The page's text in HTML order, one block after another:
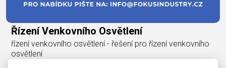
Řízení Venkovního Osvětlení
řízení venkovního osvětlení - řešení pro řízení venkovního
osvětlení